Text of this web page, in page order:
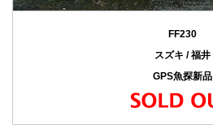
FF230
スズキ / 福井
GPS魚探新品